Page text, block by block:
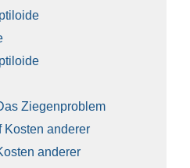
Zie­gen­pro­blem
Kos­ten ande­rer
ande­rer